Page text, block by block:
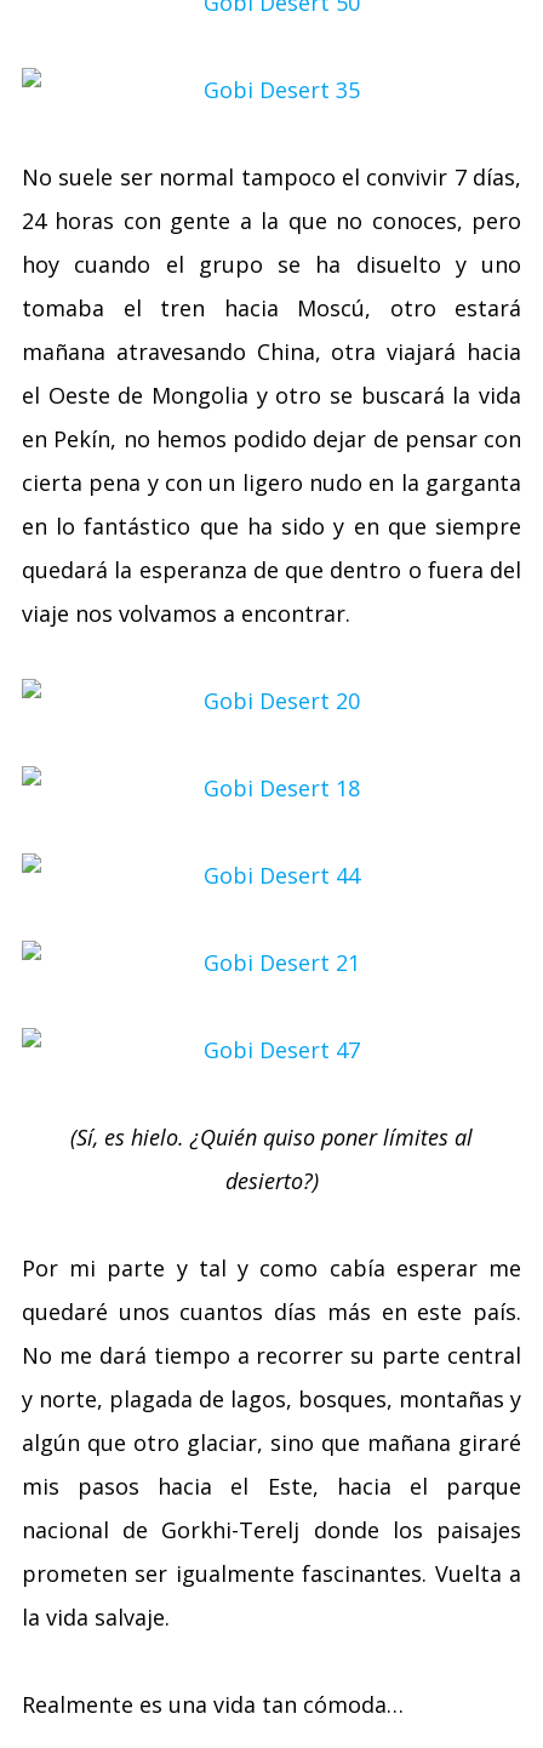
No suele ser normal tampoco el convivir 7 días,
24 horas con gente a la que no conoces, pero
hoy cuando el grupo se ha disuelto y uno
tomaba el tren hacia Moscú, otro estará
mañana atravesando China, otra viajará hacia
el Oeste de Mongolia y otro se buscará la vida
en Pekín, no hemos podido dejar de pensar con
cierta pena y con un ligero nudo en la garganta
en lo fantástico que ha sido y en que siempre
quedará la esperanza de que dentro o fuera del
viaje nos volvamos a encontrar.
(Sí, es hielo. ¿Quién quiso poner límites al
desierto?)
Por mi parte y tal y como cabía esperar me
quedaré unos cuantos días más en este país.
No me dará tiempo a recorrer su parte central
y norte, plagada de lagos, bosques, montañas y
algún que otro glaciar, sino que mañana giraré
mis pasos hacia el Este, hacia el parque
nacional de Gorkhi-Terelj donde los paisajes
prometen ser igualmente fascinantes. Vuelta a
la vida salvaje.
Realmente es una vida tan cómoda…